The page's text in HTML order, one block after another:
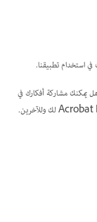
يمكنك مشاركة أفكارك في